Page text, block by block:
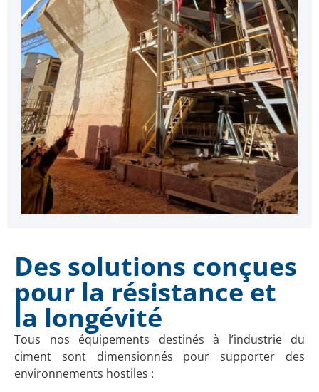
Des solutions conçues
pour la résistance et
la longévité
Tous nos équipements destinés à l’industrie du
ciment sont dimensionnés pour supporter des
environnements hostiles :